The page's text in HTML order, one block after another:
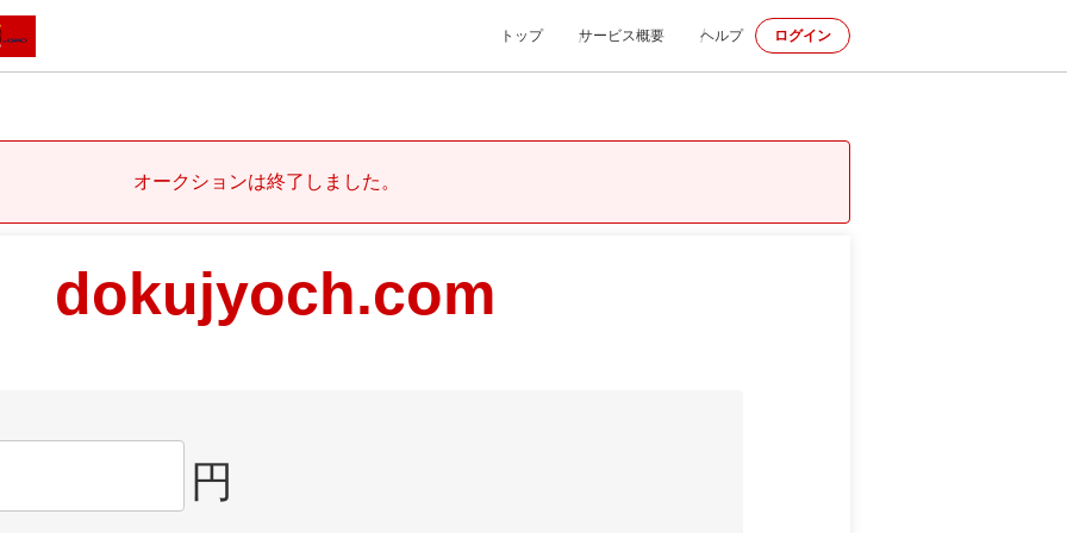
トップ サービス概要 ヘルプ ログイン
オークションは終了しました。
dokujyoch.com
円